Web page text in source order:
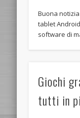
Buona
tablet
software di
Giochi
tutti in